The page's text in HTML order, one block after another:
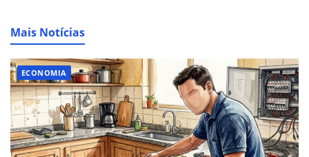
Mais Notícias
ECONOMIA